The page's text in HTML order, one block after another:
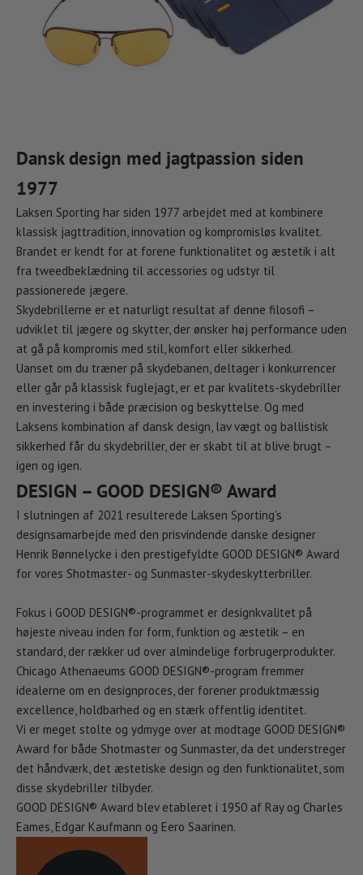
Dansk design med jagtpassion siden
1977
Laksen Sporting har siden 1977 arbejdet med at kombinere
klassisk jagttradition, innovation og kompromisløs kvalitet.
Brandet er kendt for at forene funktionalitet og æstetik i alt
fra tweedbeklædning til accessories og udstyr til
passionerede jægere.
Skydebrillerne er et naturligt resultat af denne filosofi –
udviklet til jægere og skytter, der ønsker høj performance uden
at gå på kompromis med stil, komfort eller sikkerhed.
Uanset om du træner på skydebanen, deltager i konkurrencer
eller går på klassisk fuglejagt, er et par kvalitets-skydebriller
en investering i både præcision og beskyttelse. Og med
Laksens kombination af dansk design, lav vægt og ballistisk
sikkerhed får du skydebriller, der er skabt til at blive brugt –
igen og igen.
DESIGN – GOOD DESIGN® Award
I slutningen af 2021 resulterede Laksen Sporting’s
designsamarbejde med den prisvindende danske designer
Henrik Bønnelycke i den prestigefyldte GOOD DESIGN® Award
for vores Shotmaster- og Sunmaster-skydeskytterbriller.
Fokus i GOOD DESIGN®-programmet er designkvalitet på
højeste niveau inden for form, funktion og æstetik – en
standard, der rækker ud over almindelige forbrugerprodukter.
Chicago Athenaeums GOOD DESIGN®-program fremmer
idealerne om en designproces, der forener produktmæssig
excellence, holdbarhed og en stærk offentlig identitet.
Vi er meget stolte og ydmyge over at modtage GOOD DESIGN®
Award for både Shotmaster og Sunmaster, da det understreger
det håndværk, det æstetiske design og den funktionalitet, som
disse skydebriller tilbyder.
GOOD DESIGN® Award blev etableret i 1950 af Ray og Charles
Eames, Edgar Kaufmann og Eero Saarinen.